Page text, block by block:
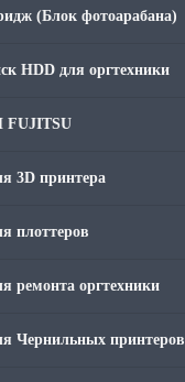
(Блок фотоарабана)
HDD для оргтехники
3D принтера
плоттеров
ремонта оргтехники
Чернильных принтеров